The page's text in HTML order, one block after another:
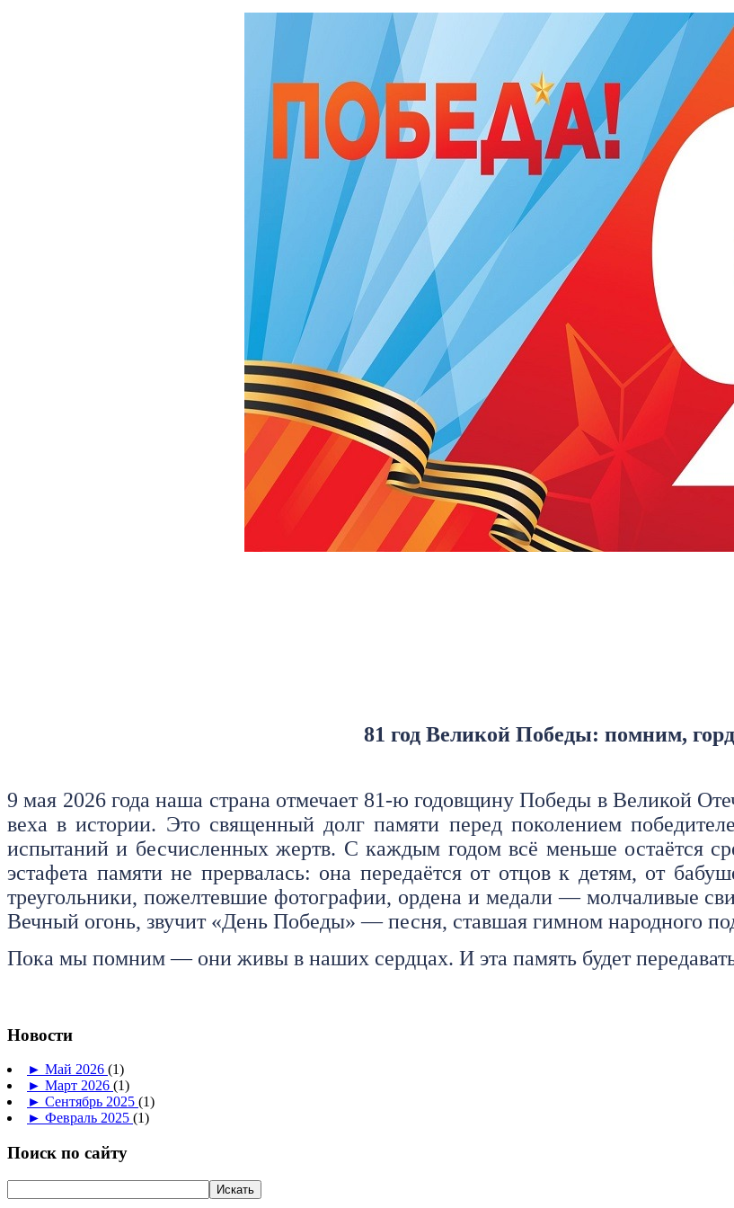
81 год Великой Победы: помним,
9 мая 2026 года наша страна отмечает 81‑ю годовщину Победы в Великой
веха в истории. Это священный долг памяти перед поколением
испытаний и бесчисленных жертв. С каждым годом всё меньше остаётся
эстафета памяти не прервалась: она передаётся от отцов к детям, от
треугольники, пожелтевшие фотографии, ордена и медали — молчаливые
Вечный огонь, звучит «День Победы» — песня, ставшая гимном народного
Пока мы помним — они живы в наших сердцах. И эта память будет
Новости
► Май 2026 (1)
► Март 2026 (1)
► Сентябрь 2025 (1)
► Февраль 2025 (1)
Поиск по сайту